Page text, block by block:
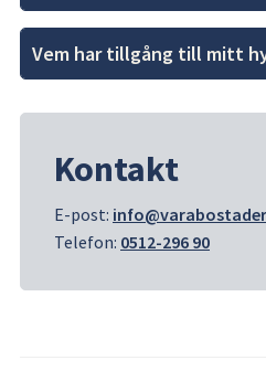
Vem har tillgång till mitt
Kontakt
E-post:
Telefon: 0512-296 90